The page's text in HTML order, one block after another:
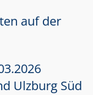
auf der
Ulzburg Süd